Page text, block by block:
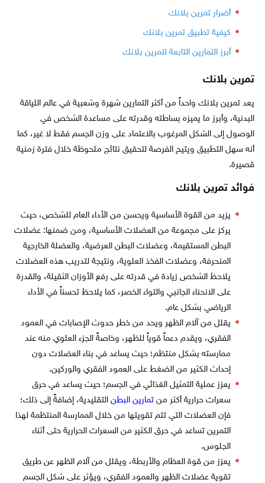
أضرار تمرين بلانك
كيفية تطبيق تمرين بلانك
أبرز التمارين التابعة لتمرين بلانك
تمرين بلانك
يعد تمرين بلانك واحداً من أكثر التمارين شهرة وشعبية في عالم اللياقة
البدنية، وأبرز ما يميزه بساطته وقدرته على مساعدة الشخص في
الوصول إلى الشكل المرغوب بالاعتماد على وزن الجسم فقط لا غير، كما
أنه سهل التطبيق ويتيح الفرصة لتحقيق نتائج ملحوظة خلال فترة زمنية
قصيرة.
فوائد تمرين بلانك
يزيد من القوة الأساسية ويحسن من الأداء العام للشخص، حيث
يركز على مجموعة من العضلات الأساسية، ومن ضمنها: عضلات
البطن المستقيمة، وعضلات البطن العرضية، والعضلة الخارجية
المنحرفة، وعضلات الفخذ العلوية، ونتيجة لتدريب هذه العضلات
يلاحظ الشخص زيادة في قدرته على رفع الأوزان الثقيلة، والقدرة
على الانحناء الجانبي والتواء الخصر، كما يلاحظ تحسناً في الأداء
الرياضي بشكل عام.
يقلل من آلام الظهر ويحد من خطر حدوث الإصابات في العمود
الفقري، ويقدم دعماً قوياً للظهر، وخاصةً الجزء العلوي منه عند
ممارسته بشكل منتظم؛ حيث يساعد في بناء العضلات دون
إحداث الكثير من الضغط على العمود الفقري والوركين.
يعزز عملية التمثيل الغذائي في الجسم؛ حيث يساعد في حرق
سعرات حرارية أكثر من تمارين البطنالتقليدية، إضافةً إلى ذلك؛
فإن العضلات التي تتم تقويتها من خلال الممارسة المنتظمة لهذا
التمرين تساعد في حرق الكثير من السعرات الحرارية حتى أثناء
الجلوس.
يعزز من قوة العظام والأربطة، ويقلل من آلام الظهر عن طريق
تقوية عضلات الظهر والعمود الفقري، ويؤثر على شكل الجسم